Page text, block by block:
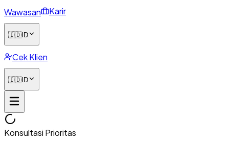
Wawasan
Karir
🇮🇩ID
Cek Klien
🇮🇩ID
Konsultasi Prioritas